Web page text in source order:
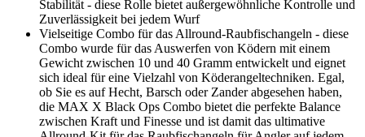
Stabilität - diese Rolle bietet außergewöhnliche Kontrolle und
Zuverlässigkeit bei jedem Wurf
Vielseitige Combo für das Allround-Raubfischangeln - diese
Combo wurde für das Auswerfen von Ködern mit einem
Gewicht zwischen 10 und 40 Gramm entwickelt und eignet
sich ideal für eine Vielzahl von Köderangeltechniken. Egal,
ob Sie es auf Hecht, Barsch oder Zander abgesehen haben,
die MAX X Black Ops Combo bietet die perfekte Balance
zwischen Kraft und Finesse und ist damit das ultimative